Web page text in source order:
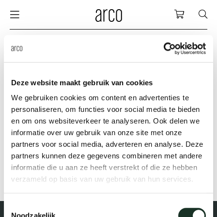
Deze website maakt gebruik van cookies
We gebruiken cookies om content en advertenties te
personaliseren, om functies voor social media te bieden
en om ons websiteverkeer te analyseren. Ook delen we
informatie over uw gebruik van onze site met onze
partners voor social media, adverteren en analyse. Deze
partners kunnen deze gegevens combineren met andere
informatie die u aan ze heeft verstrekt of die ze hebben
verzameld op basis van uw gebruik van hun services.
Noodzakelijk
alle
produkte
dew
enso
enso
enso
re-
vision
alle
alle
cm04
cm06
cm07
alle
kami
pflege
arco
local
tisch
geschichte von arco
menschen
designer joost
danke
wir
nederlands
deutsch
international
europe
Arco
Passwort vergessen
innerhalb weniger Minuten einen Link, mit dem Sie
ein Passwort festlegen können.
E-Mail-Addresse
Senden